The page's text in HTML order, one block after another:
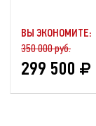
ВЫ ЭКОНОМИТЕ:
350 000 руб.
299 500